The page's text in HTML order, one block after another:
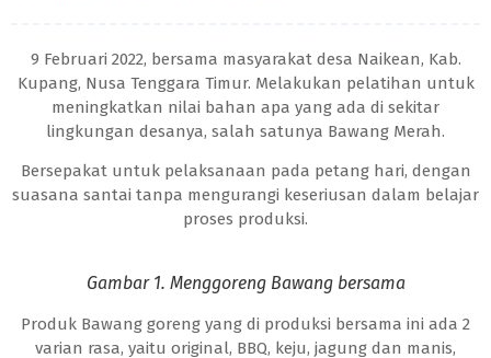
9 Februari 2022, bersama masyarakat desa Naikean, Kab.
Kupang, Nusa Tenggara Timur. Melakukan pelatihan untuk
meningkatkan nilai bahan apa yang ada di sekitar
lingkungan desanya, salah satunya Bawang Merah.
Bersepakat untuk pelaksanaan pada petang hari, dengan
suasana santai tanpa mengurangi keseriusan dalam belajar
proses produksi.
Gambar 1. Menggoreng Bawang bersama
Produk Bawang goreng yang di produksi bersama ini ada 2
varian rasa, yaitu original, BBQ, keju, jagung dan manis,